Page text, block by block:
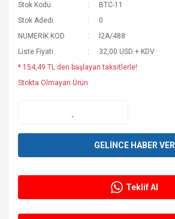
Stok Kodu
BTC-11
Stok Adedi
0
NUMERİK KOD
İ2A/488
Liste Fiyatı
32,00 USD + KDV
* 154,49 TL den başlayan taksitlerle!
Stokta Olmayan Ürün
GELİNCE HABER VER
Teklif Al